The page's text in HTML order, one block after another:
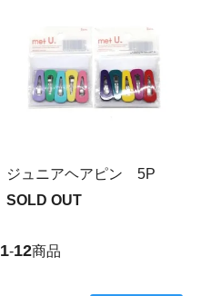
ジュニアヘアピン 5P
SOLD OUT
1-12商品